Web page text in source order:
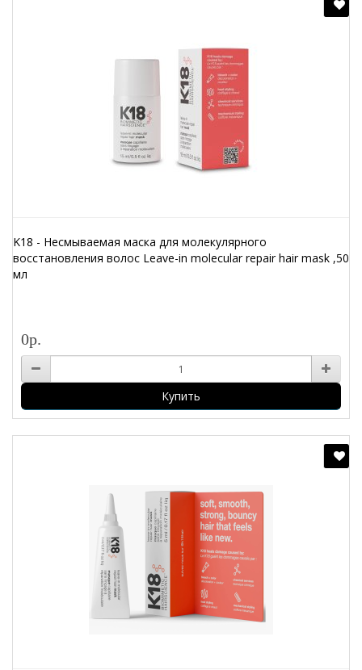
K18 - Несмываемая маска для молекулярного
восстановления волос Leave-in molecular repair hair mask ,50
мл
0р.
Купить